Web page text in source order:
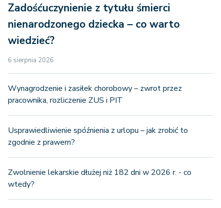
Zadośćuczynienie z tytułu śmierci
nienarodzonego dziecka – co warto
wiedzieć?
6 sierpnia 2026
Wynagrodzenie i zasiłek chorobowy – zwrot przez
pracownika, rozliczenie ZUS i PIT
Usprawiedliwienie spóźnienia z urlopu – jak zrobić to
zgodnie z prawem?
Zwolnienie lekarskie dłużej niż 182 dni w 2026 r. - co
wtedy?